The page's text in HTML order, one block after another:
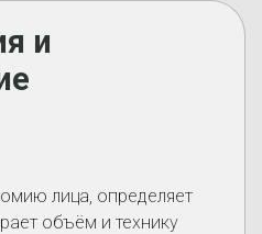
и
лица, определяет
объём и технику